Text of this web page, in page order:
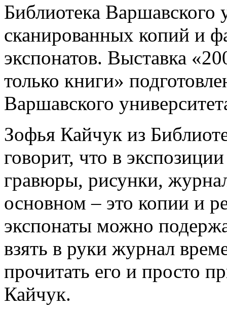
Библиотека Варшавского
сканированных копий и
экспонатов. Выставка
только книги»
Варшавского
Зофья Кайчук из
говорит, что в
гравюры, рисунки,
основном – это копии и
экспонаты можно
взять в руки журнал
прочитать его и просто
Кайчук.